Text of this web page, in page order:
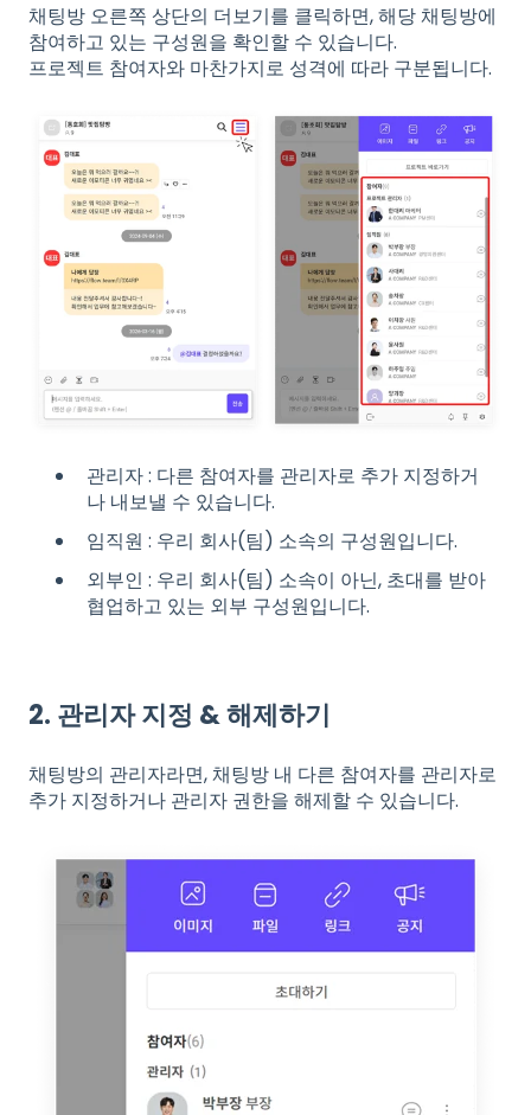
채팅방 오른쪽 상단의 더보기를 클릭하면, 해당 채팅방에
참여하고 있는 구성원을 확인할 수 있습니다.
프로젝트 참여자와 마찬가지로 성격에 따라 구분됩니다.
관리자 : 다른 참여자를 관리자로 추가 지정하거
나 내보낼 수 있습니다.
임직원 : 우리 회사(팀) 소속의 구성원입니다.
외부인 : 우리 회사(팀) 소속이 아닌, 초대를 받아
협업하고 있는 외부 구성원입니다.
2. 관리자 지정 & 해제하기
채팅방의 관리자라면, 채팅방 내 다른 참여자를 관리자로
추가 지정하거나 관리자 권한을 해제할 수 있습니다.